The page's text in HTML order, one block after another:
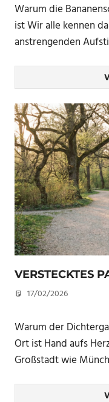
Warum die
ist Wir alle kennen
anstrengenden
VERSTECKTES
17/02/2026
Warum der
Ort ist Hand aufs
Großstadt wie